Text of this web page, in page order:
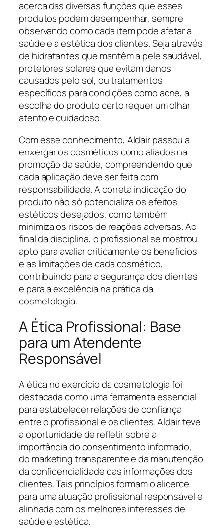
acerca das diversas funções que esses
produtos podem desempenhar, sempre
observando como cada item pode afetar a
saúde e a estética dos clientes. Seja através
de hidratantes que mantêm a pele saudável,
protetores solares que evitam danos
causados pelo sol, ou tratamentos
específicos para condições como acne, a
escolha do produto certo requer um olhar
atento e cuidadoso.
Com esse conhecimento, Aldair passou a
enxergar os cosméticos como aliados na
promoção da saúde, compreendendo que
cada aplicação deve ser feita com
responsabilidade. A correta indicação do
produto não só potencializa os efeitos
estéticos desejados, como também
minimiza os riscos de reações adversas. Ao
final da disciplina, o profissional se mostrou
apto para avaliar criticamente os benefícios
e as limitações de cada cosmético,
contribuindo para a segurança dos clientes
e para a excelência na prática da
cosmetologia.
A Ética Profissional: Base
para um Atendente
Responsável
A ética no exercício da cosmetologia foi
destacada como uma ferramenta essencial
para estabelecer relações de confiança
entre o profissional e os clientes. Aldair teve
a oportunidade de refletir sobre a
importância do consentimento informado,
do marketing transparente e da manutenção
da confidencialidade das informações dos
clientes. Tais princípios formam o alicerce
para uma atuação profissional responsável e
alinhada com os melhores interesses de
saúde e estética.